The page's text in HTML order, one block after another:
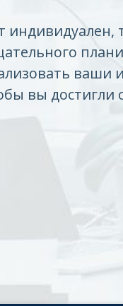
индивидуален,
ваши
вы достигли